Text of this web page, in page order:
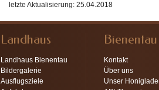
letzte Aktualisierung: 25.04.2018
Landhaus
Landhaus Bienentau
Bildergalerie
Ausflugsziele
Bienentau
Kontakt
Über uns
Unser